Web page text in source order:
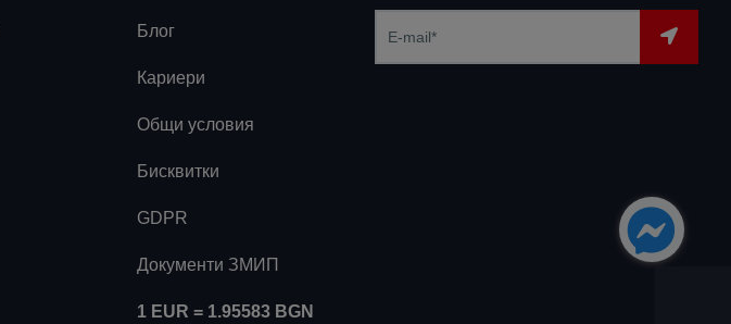
Блог
Кариери
Общи условия
Бисквитки
GDPR
Документи ЗМИП
1 EUR = 1.95583 BGN